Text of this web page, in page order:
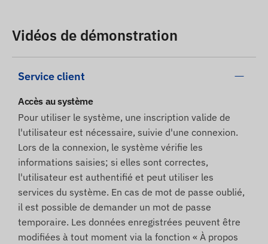
Vidéos de démonstration
Service client
Accès au système
Pour utiliser le système, une inscription valide de
l'utilisateur est nécessaire, suivie d'une connexion.
Lors de la connexion, le système vérifie les
informations saisies; si elles sont correctes,
l'utilisateur est authentifié et peut utiliser les
services du système. En cas de mot de passe oublié,
il est possible de demander un mot de passe
temporaire. Les données enregistrées peuvent être
modifiées à tout moment via la fonction « À propos